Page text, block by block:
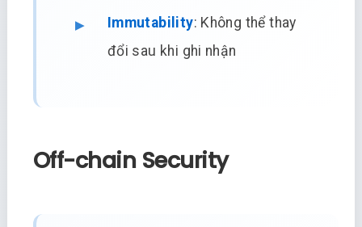
Immutability: Không thể thay
đổi sau khi ghi nhận
Off-chain Security